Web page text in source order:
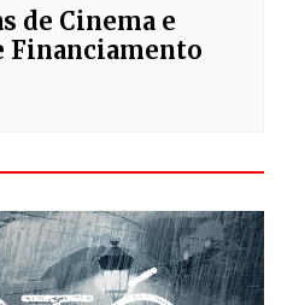
de Cinema e
Financiamento